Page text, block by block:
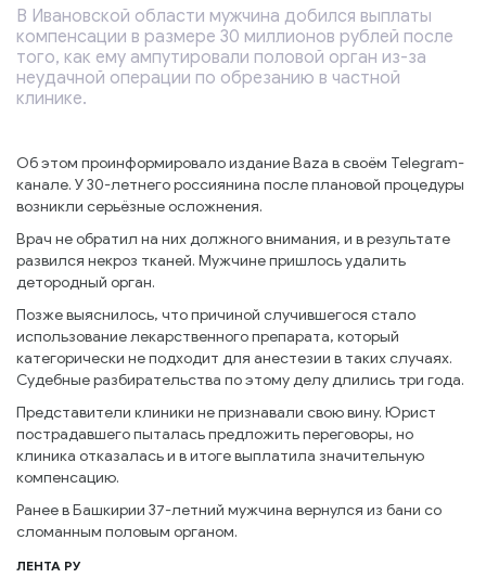
В Ивановской области мужчина добился выплаты
компенсации в размере 30 миллионов рублей после
того, как ему ампутировали половой орган из-за
неудачной операции по обрезанию в частной
клинике.
Об этом проинформировало издание Baza в своём Telegram-
канале. У 30-летнего россиянина после плановой процедуры
возникли серьёзные осложнения.
Врач не обратил на них должного внимания, и в результате
развился некроз тканей. Мужчине пришлось удалить
детородный орган.
Позже выяснилось, что причиной случившегося стало
использование лекарственного препарата, который
категорически не подходит для анестезии в таких случаях.
Судебные разбирательства по этому делу длились три года.
Представители клиники не признавали свою вину. Юрист
пострадавшего пыталась предложить переговоры, но
клиника отказалась и в итоге выплатила значительную
компенсацию.
Ранее в Башкирии 37-летний мужчина вернулся из бани со
сломанным половым органом.
ЛЕНТА РУ